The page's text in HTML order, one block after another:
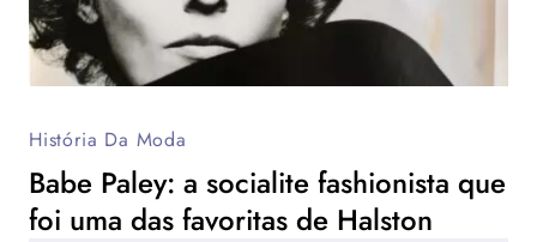
História Da Moda
Babe Paley: a socialite fashionista que
foi uma das favoritas de Halston